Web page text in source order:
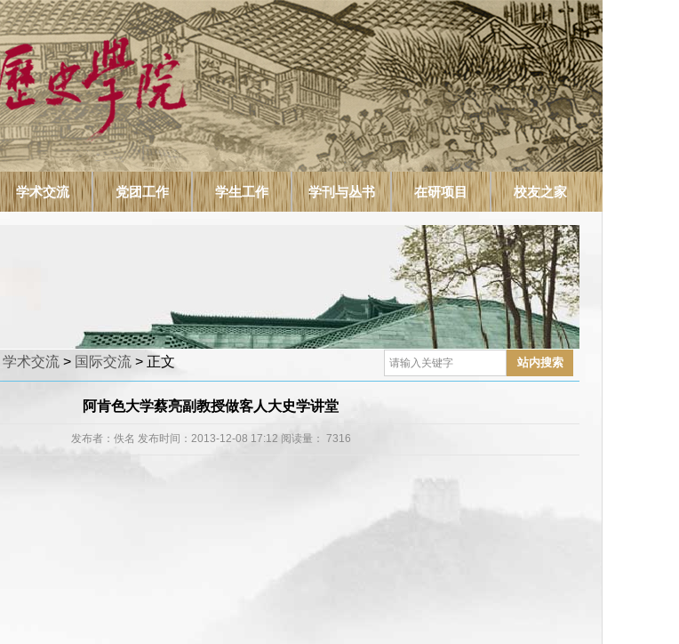
学术交流 党团工作 学生工作 学刊与丛书 在研项目 校友之家
学术交流 > 国际交流 > 正文
阿肯色大学蔡亮副教授做客人大史学讲堂
发布者： 佚名 发布时间：2013-12-08 17:12 阅读量： 7316